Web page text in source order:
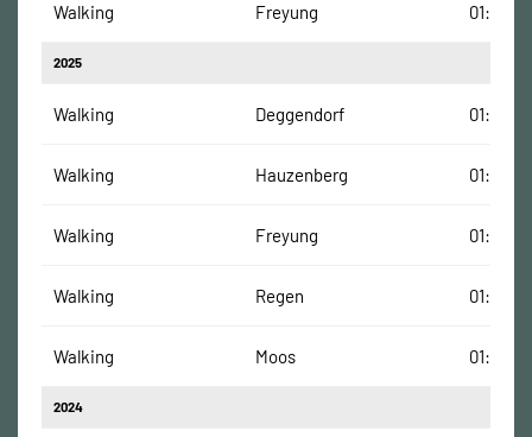
Walking Freyung
2025
Walking Deggendorf
Walking Hauzenberg
Walking Freyung
Walking Regen
Walking Moos
2024